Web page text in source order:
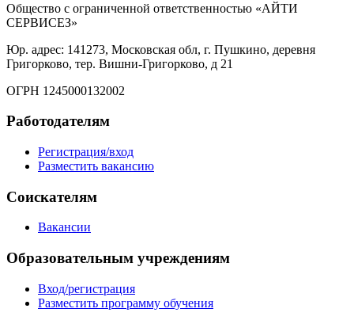
Общество с ограниченной ответственностью «АЙТИ
СЕРВИСЕЗ»
Юр. адрес: 141273, Московская обл, г. Пушкино, деревня
Григорково, тер. Вишни-Григорково, д 21
ОГРН 1245000132002
Работодателям
Регистрация/вход
Разместить вакансию
Соискателям
Вакансии
Образовательным учреждениям
Вход/регистрация
Разместить программу обучения